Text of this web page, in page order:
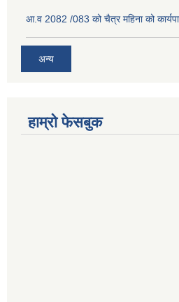
आ.व 2082 /083 को चैत्र महिना को
अन्य
हाम्रो फेसबुक